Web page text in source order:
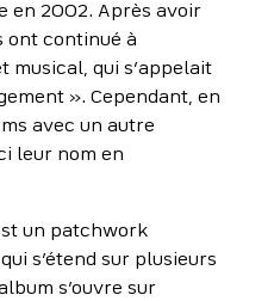
en 2002. Après avoir
ont continué à
qui s’appelait
». Cependant, en
avec un autre
leur nom en
un patchwork
s’étend sur plusieurs
s’ouvre sur